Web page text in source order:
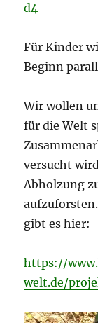
d4
Für Kinder
Beginn
Wir wollen
für die Welt
versucht
Abholzung
gibt es hier:
https://
welt.de/